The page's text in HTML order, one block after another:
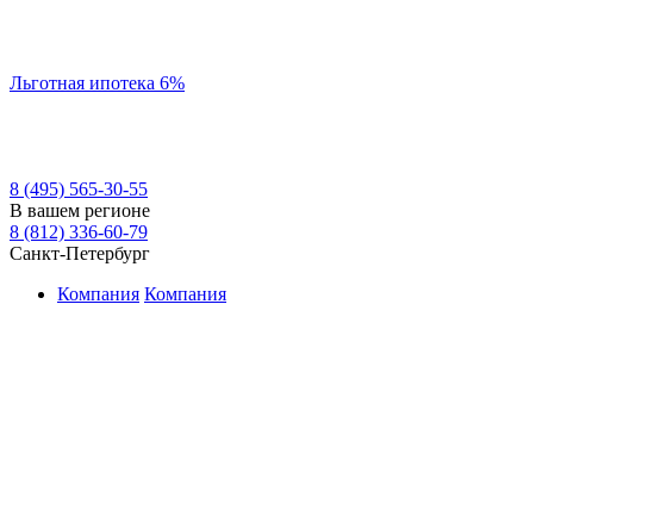
Льготная ипотека 6%
8 (495) 565-30-55
В вашем регионе
8 (812) 336-60-79
Санкт-Петербург
Компания Компания